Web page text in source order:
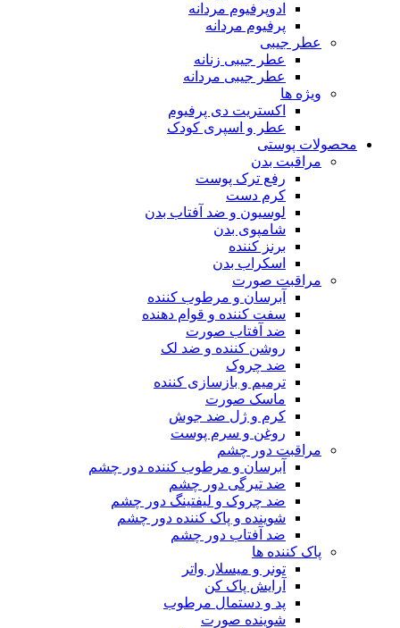
ادوپرفیوم مردانه
پرفیوم مردانه
عطر جیبی
عطر جیبی زنانه
عطر جیبی مردانه
ویژه ها
اکستریت دی پرفیوم
عطر و اسپری کودک
محصولات پوستی
مراقبت بدن
رفع ترک پوست
کرم دست
لوسیون و ضد آفتاب بدن
شامپوی بدن
برنز کننده
اسکراب بدن
مراقبت صورت
آبرسان و مرطوب کننده
سفت کننده و قوام دهنده
ضد آفتاب صورت
روشن کننده و ضد لک
ضد چروک
ترمیم و بازسازی کننده
ماسک صورت
کرم و ژل ضد جوش
روغن و سرم پوست
مراقبت دور چشم
آبرسان و مرطوب کننده دور چشم
ضد تیرگی دور چشم
ضد چروک و لیفتینگ دور چشم
شوینده و پاک کننده دور چشم
ضد آفتاب دور چشم
پاک کننده ها
تونر و میسلار واتر
آرایش پاک کن
پد و دستمال مرطوب
شوینده صورت